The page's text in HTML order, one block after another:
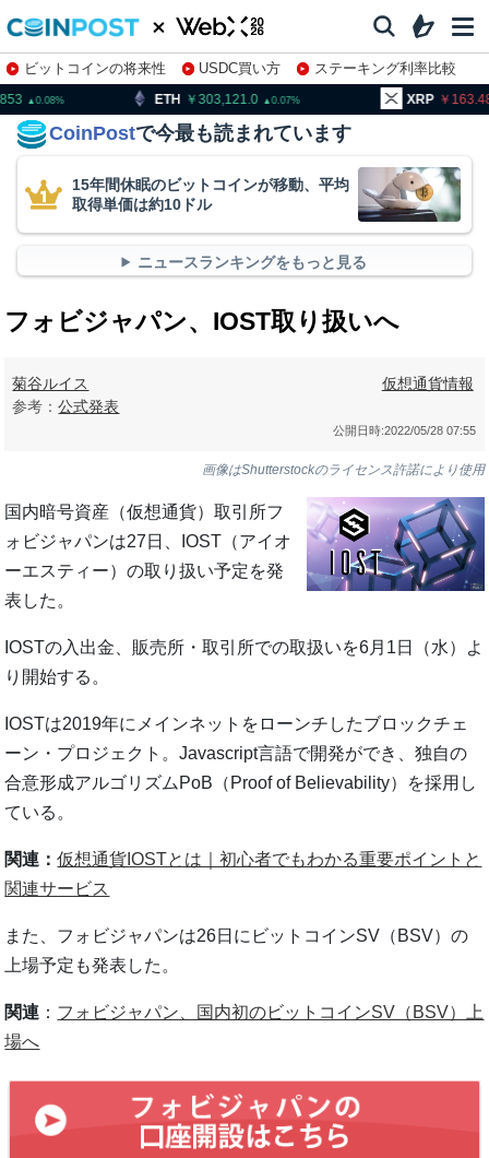
ビットコインの将来性 USDC買い方
ステーキング利率比較
株特集・関連銘柄
303,121.0 XRP 163.48
CoinPostで今最も読まれています
15年間休眠のビットコインが移動、平均
取得単価は約10ドル
ニュースランキングをもっと見る
フォビジャパン、IOST取り扱いへ
菊谷ルイス
参考：公式発表
仮想通貨情報
公開日時:2022/05/28 07:55
画像はShutterstockのライセンス許諾により使用
国内暗号資産（仮想通貨）取引所フ
ォビジャパンは27日、IOST（アイオ
ーエスティー）の取り扱い予定を発
表した。
IOSTの入出金、販売所・取引所での取扱いを6月1日（水）よ
り開始する。
IOSTは2019年にメインネットをローンチしたブロックチェ
ーン・プロジェクト。Javascript言語で開発ができ、独自の
合意形成アルゴリズムPoB（Proof of Believability）を採用し
ている。
関連：仮想通貨IOSTとは｜初心者でもわかる重要ポイントと
関連サービス
また、フォビジャパンは26日にビットコインSV（BSV）の
上場予定も発表した。
関連 ： フォビジャパン、国内初のビットコインSV（BSV）上
場へ